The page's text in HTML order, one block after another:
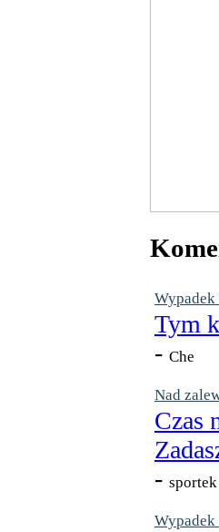
Wypadek
Tym
- Che
Nad
Czas
- sportek
Wypadek